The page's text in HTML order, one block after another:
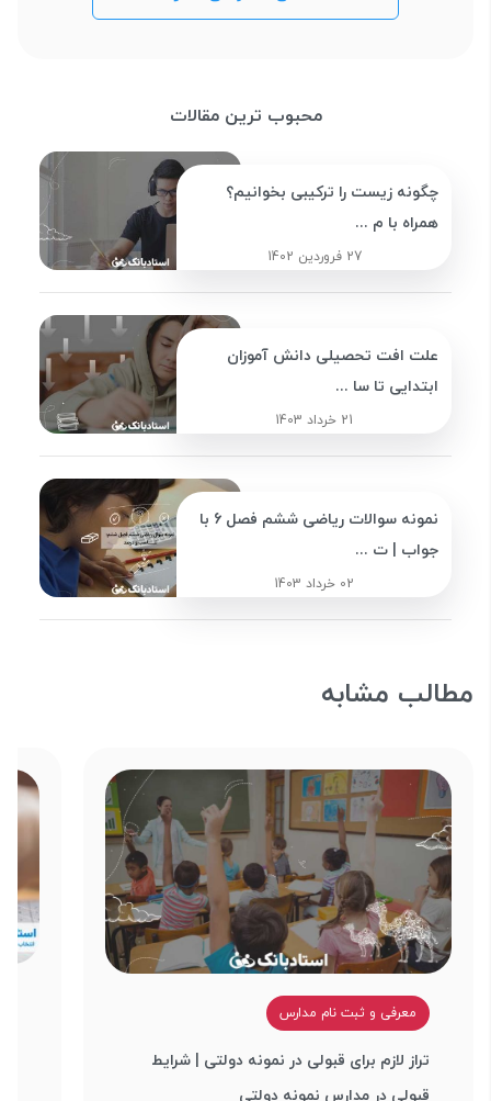
محبوب ترین مقالات
چگونه زیست را ترکیبی بخوانیم؟
همراه با م ...
27 فروردین 1402
علت افت تحصیلی دانش آموزان
ابتدایی تا سا ...
21 خرداد 1403
نمونه سوالات ریاضی ششم فصل 6 با
جواب | ت ...
02 خرداد 1403
مطالب مشابه
معرفی و ثبت نام مدارس
تراز لازم برای قبولی در نمونه دولتی | شرایط
قبولی در مدارس نمونه دولتی